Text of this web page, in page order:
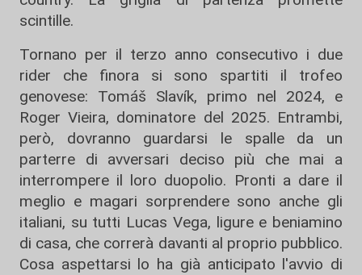
scintille.
Tornano per il terzo anno consecutivo i due
rider che finora si sono spartiti il trofeo
genovese: Tomáš Slavík, primo nel 2024, e
Roger Vieira, dominatore del 2025. Entrambi,
però, dovranno guardarsi le spalle da un
parterre di avversari deciso più che mai a
interrompere il loro duopolio. Pronti a dare il
meglio e magari sorprendere sono anche gli
italiani, su tutti Lucas Vega, ligure e beniamino
di casa, che correrà davanti al proprio pubblico.
Cosa aspettarsi lo ha già anticipato l'avvio di